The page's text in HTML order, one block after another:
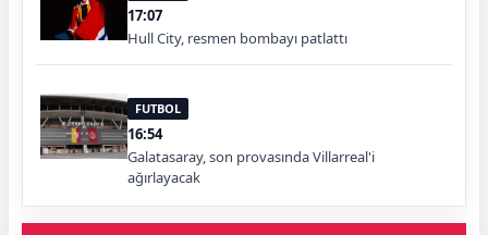
17:07
Hull City, resmen bombayı patlattı
FUTBOL
16:54
Galatasaray, son provasında Villarreal'i
ağırlayacak